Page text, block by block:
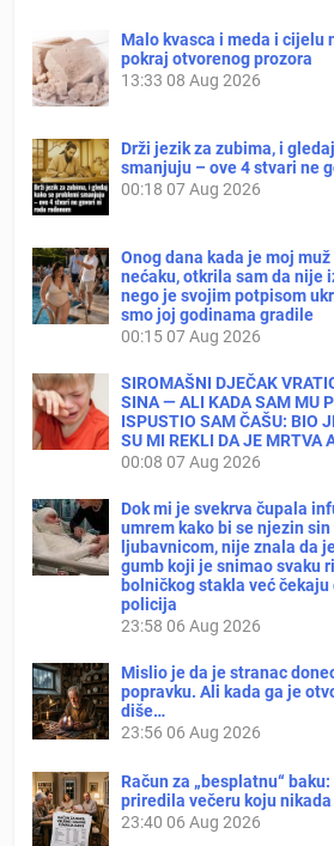
Malo kvasca i meda i cijelu
pokraj otvorenog prozora
13:33 08 Aug 2026
Drži jezik za zubima, i
smanjuju – ove 4 stvari ne
00:18 07 Aug 2026
Onog dana kada je moj
nećaku, otkrila sam da nije
nego je svojim potpisom
smo joj godinama gradile
00:1507 Aug 2026
SIROMAŠNI DJEČAK
SINA — ALI KADA SAM MU
ISPUSTIO SAM ČAŠU: BIO
SU MI REKLI DA JE
00:08 07 Aug 2026
Dok mi je svekrva čupala
umrem kako bi se njezin
ljubavnicom, nije znala da
gumb koji je snimao svaku
bolničkog stakla već
policija
23:58 06 Aug 2026
Mislio je da je stranac
popravku. Ali kada ga je
diše…
23:56 06 Aug 2026
Račun za „besplatnu“
priredila večeru koju
23:40 06 Aug 2026